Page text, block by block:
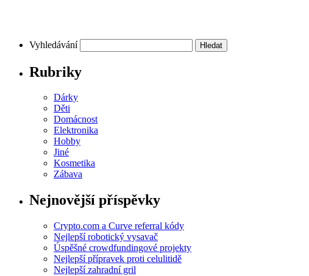
Vyhledávání
Rubriky
Dárky
Děti
Domácnost
Elektronika
Hobby
Jiné
Kosmetika
Zábava
Nejnovější příspěvky
Crypto.com a Curve referral kódy
Nejlepší robotický vysavač
Úspěšné crowdfundingové projekty
Nejlepší přípravek proti celulitidě
Nejlepší zahradní gril